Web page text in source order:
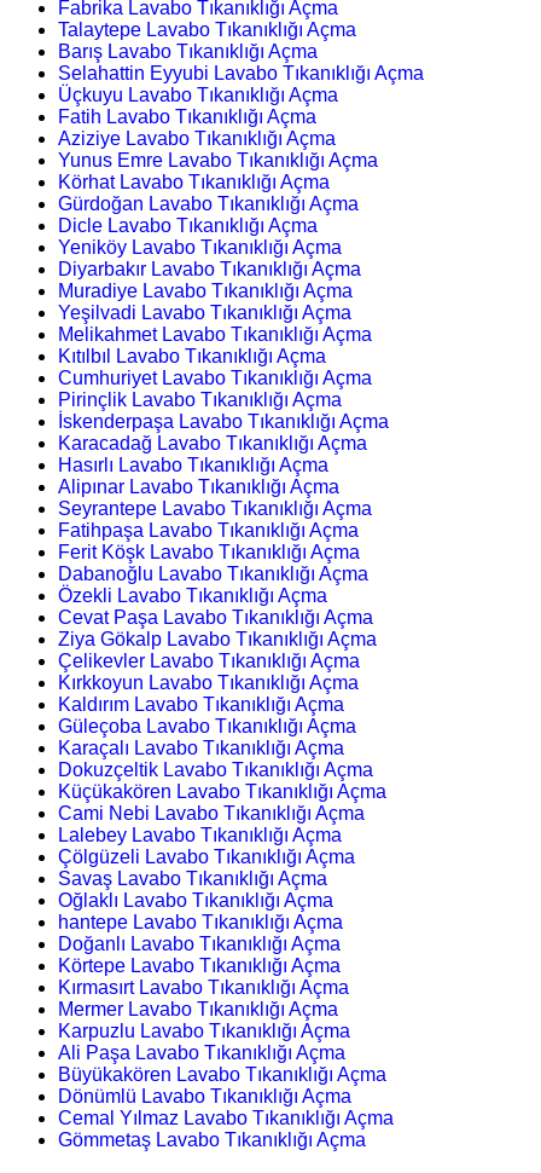
Fabrika Lavabo Tıkanıklığı Açma
Talaytepe Lavabo Tıkanıklığı Açma
Barış Lavabo Tıkanıklığı Açma
Selahattin Eyyubi Lavabo Tıkanıklığı Açma
Üçkuyu Lavabo Tıkanıklığı Açma
Fatih Lavabo Tıkanıklığı Açma
Aziziye Lavabo Tıkanıklığı Açma
Yunus Emre Lavabo Tıkanıklığı Açma
Körhat Lavabo Tıkanıklığı Açma
Gürdoğan Lavabo Tıkanıklığı Açma
Dicle Lavabo Tıkanıklığı Açma
Yeniköy Lavabo Tıkanıklığı Açma
Diyarbakır Lavabo Tıkanıklığı Açma
Muradiye Lavabo Tıkanıklığı Açma
Yeşilvadi Lavabo Tıkanıklığı Açma
Melikahmet Lavabo Tıkanıklığı Açma
Kıtılbıl Lavabo Tıkanıklığı Açma
Cumhuriyet Lavabo Tıkanıklığı Açma
Pirinçlik Lavabo Tıkanıklığı Açma
İskenderpaşa Lavabo Tıkanıklığı Açma
Karacadağ Lavabo Tıkanıklığı Açma
Hasırlı Lavabo Tıkanıklığı Açma
Alipınar Lavabo Tıkanıklığı Açma
Seyrantepe Lavabo Tıkanıklığı Açma
Fatihpaşa Lavabo Tıkanıklığı Açma
Ferit Köşk Lavabo Tıkanıklığı Açma
Dabanoğlu Lavabo Tıkanıklığı Açma
Özekli Lavabo Tıkanıklığı Açma
Cevat Paşa Lavabo Tıkanıklığı Açma
Ziya Gökalp Lavabo Tıkanıklığı Açma
Çelikevler Lavabo Tıkanıklığı Açma
Kırkkoyun Lavabo Tıkanıklığı Açma
Kaldırım Lavabo Tıkanıklığı Açma
Güleçoba Lavabo Tıkanıklığı Açma
Karaçalı Lavabo Tıkanıklığı Açma
Dokuzçeltik Lavabo Tıkanıklığı Açma
Küçükakören Lavabo Tıkanıklığı Açma
Cami Nebi Lavabo Tıkanıklığı Açma
Lalebey Lavabo Tıkanıklığı Açma
Çölgüzeli Lavabo Tıkanıklığı Açma
Savaş Lavabo Tıkanıklığı Açma
Oğlaklı Lavabo Tıkanıklığı Açma
hantepe Lavabo Tıkanıklığı Açma
Doğanlı Lavabo Tıkanıklığı Açma
Körtepe Lavabo Tıkanıklığı Açma
Kırmasırt Lavabo Tıkanıklığı Açma
Mermer Lavabo Tıkanıklığı Açma
Karpuzlu Lavabo Tıkanıklığı Açma
Ali Paşa Lavabo Tıkanıklığı Açma
Büyükakören Lavabo Tıkanıklığı Açma
Dönümlü Lavabo Tıkanıklığı Açma
Cemal Yılmaz Lavabo Tıkanıklığı Açma
Gömmetaş Lavabo Tıkanıklığı Açma